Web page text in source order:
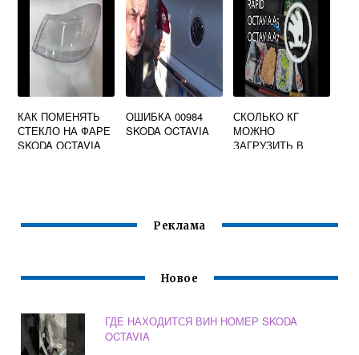
КАК ПОМЕНЯТЬ
СТЕКЛО НА ФАРЕ
SKODA OCTAVIA
ОШИБКА 00984
SKODA OCTAVIA
СКОЛЬКО КГ
МОЖНО
ЗАГРУЗИТЬ В
Реклама
Новое
ГДЕ НАХОДИТСЯ ВИН НОМЕР SKODA
OCTAVIA